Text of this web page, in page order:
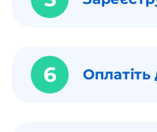
6 Оплатіть